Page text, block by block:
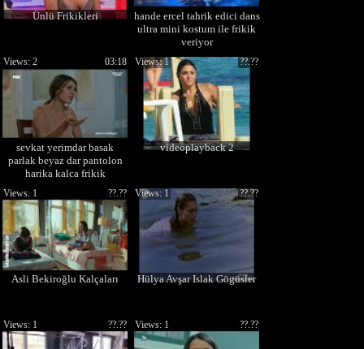
Ünlü Frikikleri
hande ercel tahrik edici dans
ultra mini kostum ile frikik
veriyor
sevkat yerimdar basak
parlak beyaz dar pantolon
harika kalca frikik
03:18
Views: 2
videoplayback 2
??.??
Views: 1
Asli Bekiroğlu Kalçaları
??.??
Views: 1
Hülya Avşar Islak Gögüsler
??.??
Views: 1
??.??
Views: 1 ??.??
Views: 1